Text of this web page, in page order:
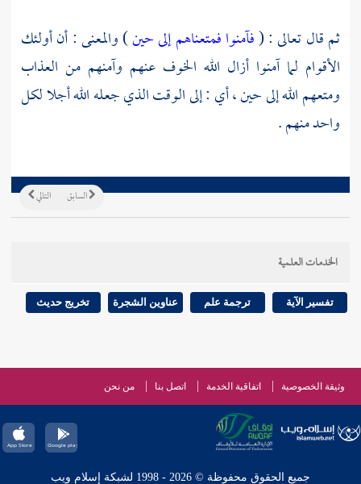
ثم قال تعالى : (فآمنوا فمتعناهم إلى حين) والمعنى : أن أولئك
الأقوام لما آمنوا أزال الله الخوف عنهم وآمنهم من العذاب
ومتعهم الله إلى حين ، أي : إلى الوقت الذي جعله الله أجلا لكل
واحد منهم .
التالي السابق
الخدمات العلمية
تفسير الآية ترجمة علم عناوين الشجرة تخريج حديث
وثيقة الخصوصية اتفاقية الخدمة اتصل بنا من نحن
جميع الحقوق محفوظة © 2026 - 1998 لشبكة إسلام ويب